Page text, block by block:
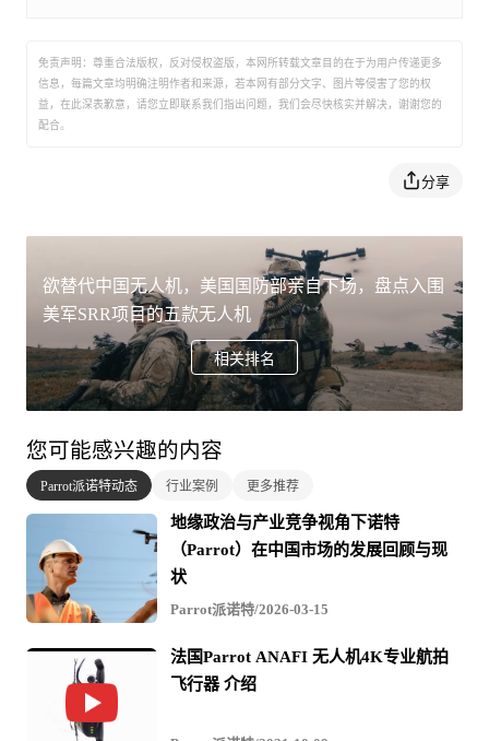
免责声明：尊重合法版权，反对侵权盗版，本网所转载文章目的在于为用户传递更多
信息，每篇文章均明确注明作者和来源，若本网有部分文字、图片等侵害了您的权
益，在此深表歉意，请您立即联系我们指出问题，我们会尽快核实并解决，谢谢您的
配合。
分享
欲替代中国无人机，美国国防部亲自下场，盘点入围
美军SRR项目的五款无人机
相关排名
您可能感兴趣的内容
Parrot派诺特动态 行业案例 更多推荐
地缘政治与产业竞争视角下诺特
（Parrot）在中国市场的发展回顾与现
状
Parrot派诺特/2026-03-15
法国Parrot ANAFI 无人机4K专业航拍
飞行器 介绍